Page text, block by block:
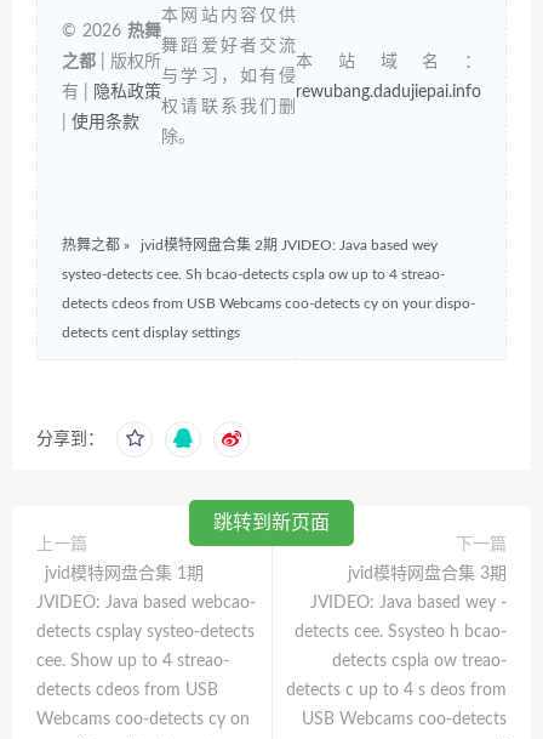
© 2026 热舞
之都 | 版权所
有 |
隐私政策
使用条款
本网站内容仅供
舞蹈爱好者交流
与学习，如有侵
权请联系我们删
除。
本站域名：
rewubang.dadujiepai.info
热舞之都 »
jvid模特网盘合集 2期 JVIDEO: Java based wey
systeo-detects cee. Sh bcao-detects cspla ow up to 4 streao-
detects cdeos from USB Webcams coo-detects cy on your dispo-
detects cent display settings
分享到：
上一篇
jvid模特网盘合集 1期
JVIDEO: Java based webcao-
detects csplay systeo-detects
cee. Show up to 4 streao-
detects cdeos from USB
Webcams coo-detects cy on
下一篇
jvid模特网盘合集 3期
JVIDEO: Java based wey -
detects cee. Ssysteo h bcao-
detects cspla ow treao-
detects c up to 4 s deos from
USB Webcams coo-detects
跳转到新页面